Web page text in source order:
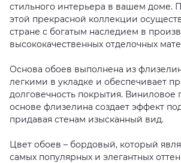
стильного интерьера в вашем доме.
этой прекрасной коллекции
стране с богатым наследием в
высококачественных отделочных
Основа обоев выполнена из
легкими в укладке и обеспечивает
долговечность покрытия. Виниловое
основе флизелина создает эффект
придавая стенам изысканный вид.
Цвет обоев – бордовый, который
самых популярных и элегантных